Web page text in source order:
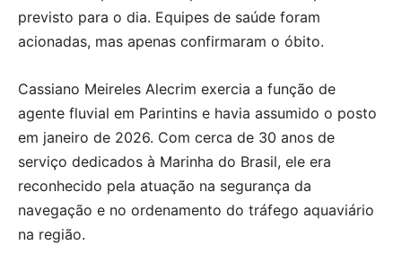
previsto para o dia. Equipes de saúde foram
acionadas, mas apenas confirmaram o óbito.
Cassiano Meireles Alecrim exercia a função de
agente fluvial em Parintins e havia assumido o posto
em janeiro de 2026. Com cerca de 30 anos de
serviço dedicados à Marinha do Brasil, ele era
reconhecido pela atuação na segurança da
navegação e no ordenamento do tráfego aquaviário
na região.